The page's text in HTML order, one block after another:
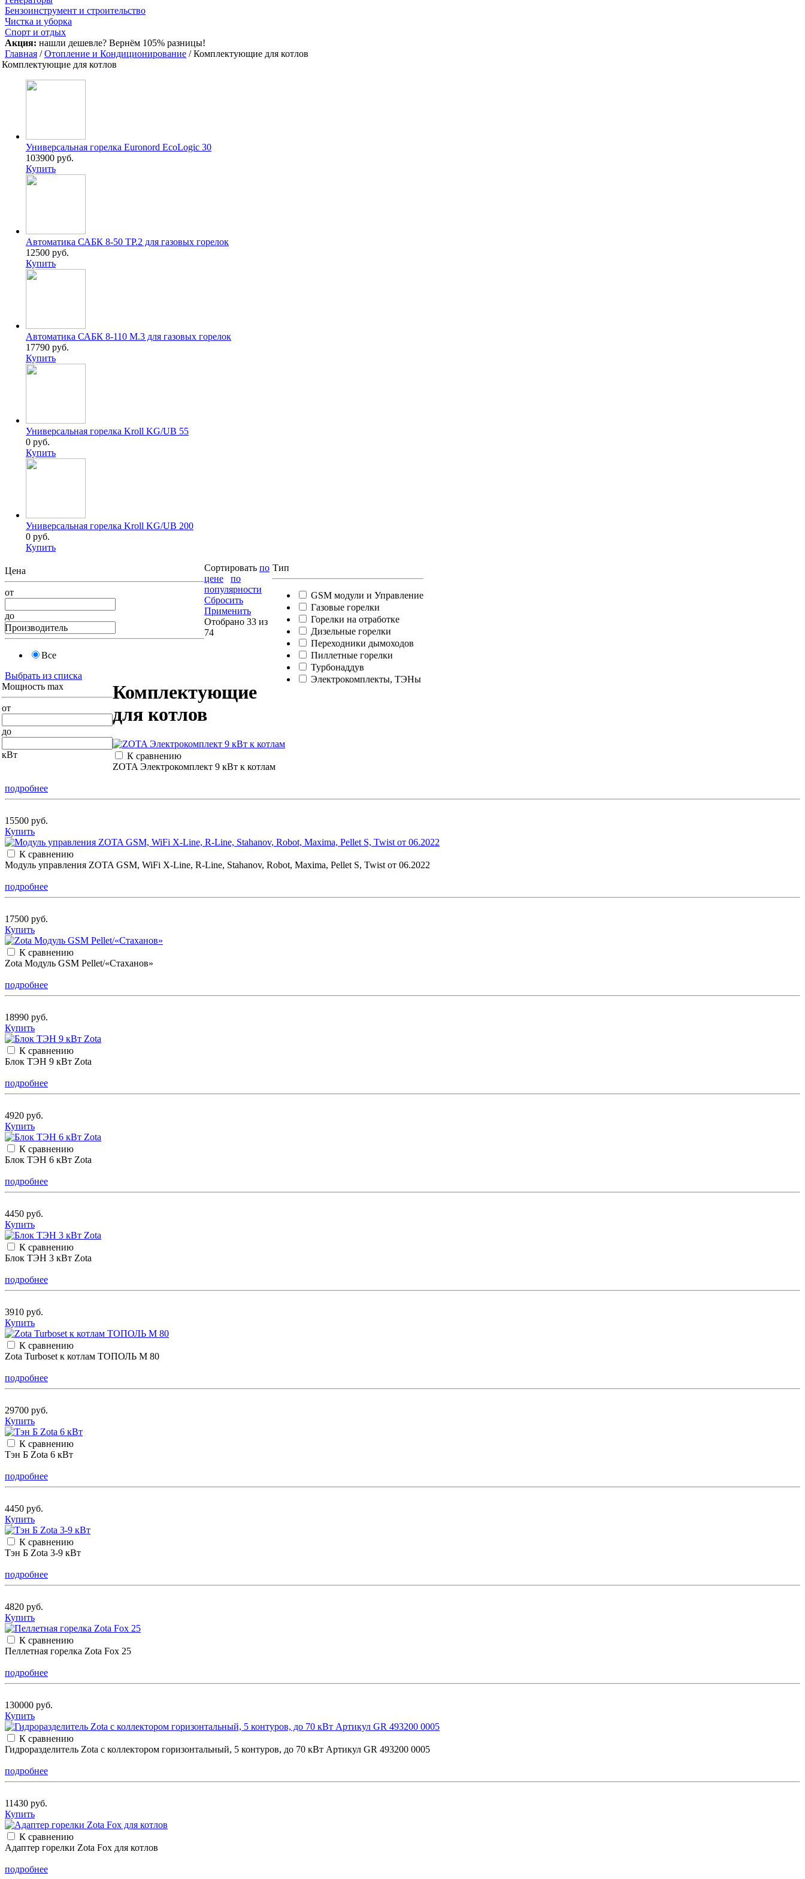
Бензоинструмент и строительство
Чистка и уборка
Спорт и отдых
Акция: нашли дешевле? Вернём 105% разницы!
Главная /Отопление и Кондиционирование / Комплектующие для котлов
Комплектующие для котлов
Универсальная горелка Euronord EcoLogic 30
103900 руб.
Купить
Автоматика САБК 8-50 ТР.2 для газовых горелок
12500 руб.
Купить
Автоматика САБК 8-110 М.3 для газовых горелок
17790 руб.
Купить
Универсальная горелка Kroll KG/UB 55
0 руб.
Купить
Универсальная горелка Kroll KG/UB 200
0 руб.
Купить
Цена
от
до
Тип
GSM модули и Управление
Газовые горелки
Горелки на отработке
Дизельные горелки
Переходники дымоходов
Пиллетные горелки
Турбонаддув
Электрокомплекты, ТЭНы
Производитель
Все
Выбрать из списка
Мощность max
от
до
кВт
Сортировать по
цене
по
популярности
Сбросить
Применить
Отобрано 33 из
74
Комплектующие
для котлов
К сравнению
ZOTA Электрокомплект 9 кВт к котлам
подробнее
15500 руб.
Купить
К сравнению
Модуль управления ZOTA GSM, WiFi X-Line, R-Line, Stahanov, Robot, Maxima, Pellet S, Twist от 06.2022
подробнее
17500 руб.
Купить
К сравнению
Zota Модуль GSM Pellet/«Стаханов»
подробнее
18990 руб.
Купить
К сравнению
Блок ТЭН 9 кВт Zota
подробнее
4920 руб.
Купить
К сравнению
Блок ТЭН 6 кВт Zota
подробнее
4450 руб.
Купить
К сравнению
Блок ТЭН 3 кВт Zota
подробнее
3910 руб.
Купить
К сравнению
Zota Turboset к котлам ТОПОЛЬ М 80
подробнее
29700 руб.
Купить
К сравнению
Тэн Б Zota 6 кВт
подробнее
4450 руб.
Купить
К сравнению
Тэн Б Zota 3-9 кВт
подробнее
4820 руб.
Купить
К сравнению
Пеллетная горелка Zota Fox 25
подробнее
130000 руб.
Купить
К сравнению
Гидроразделитель Zota с коллектором горизонтальный, 5 контуров, до 70 кВт Артикул GR 493200 0005
подробнее
11430 руб.
Купить
К сравнению
Адаптер горелки Zota Fox для котлов
подробнее